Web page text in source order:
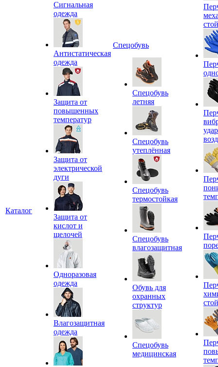
Каталог
Сигнальная
одежда
Антистатическая
одежда
Защита от
повышенных
температур
Защита от
электрической
дуги
Защита от
кислот и
щелочей
Одноразовая
одежда
Влагозащитная
одежда
Спецобувь
Спецобувь
летняя
Спецобувь
утеплённая
Спецобувь
термостойкая
Спецобувь
влагозащитная
Обувь для
охранных
структур
Спецобувь
медицинская